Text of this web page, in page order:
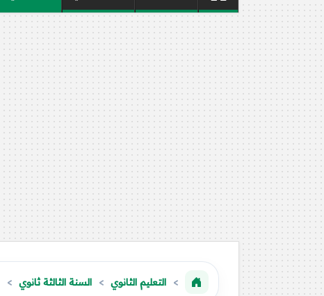
التعليم الثانوي السنة الثالثة ثانوي